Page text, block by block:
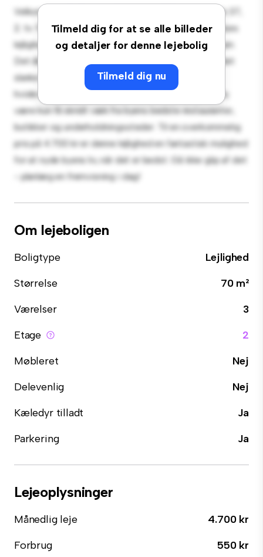
Tilmeld dig for at se alle billeder
og detaljer for denne lejebolig
Tilmeld dig nu
Velkommen til dit nye byferiested på Rimmensgade 37,
2. tv. 9900 Frederikshavn! Denne moderne 3-værelses
lejlighed tilbyder et stilfuldt og hyggeligt opholdsrum.
Det åbne koncept er perfekt til at underholde, og det
slanke køkken er udstyret med de bedste hårde
hvidevarer. Med sin førsteklasses beliggenhed vil du
være kun få skridt væk fra byens bedste restauranter,
butikker og underholdningssteder. Til en overkommelig
pris på 4.700 kr er denne lejlighed en fantastisk mulighed
for at nyde byens liv, når det er bedst. Gå ikke glip af det
- planlæg en fremvisning i dag!
Om lejeboligen
Boligtype
Lejlighed
Størrelse
70 m²
Værelser
3
Etage
2
Møbleret
Nej
Delevenlig
Nej
Kæledyr tilladt
Ja
Parkering
Ja
Lejeoplysninger
Månedlig leje
4.700 kr
Forbrug
550 kr